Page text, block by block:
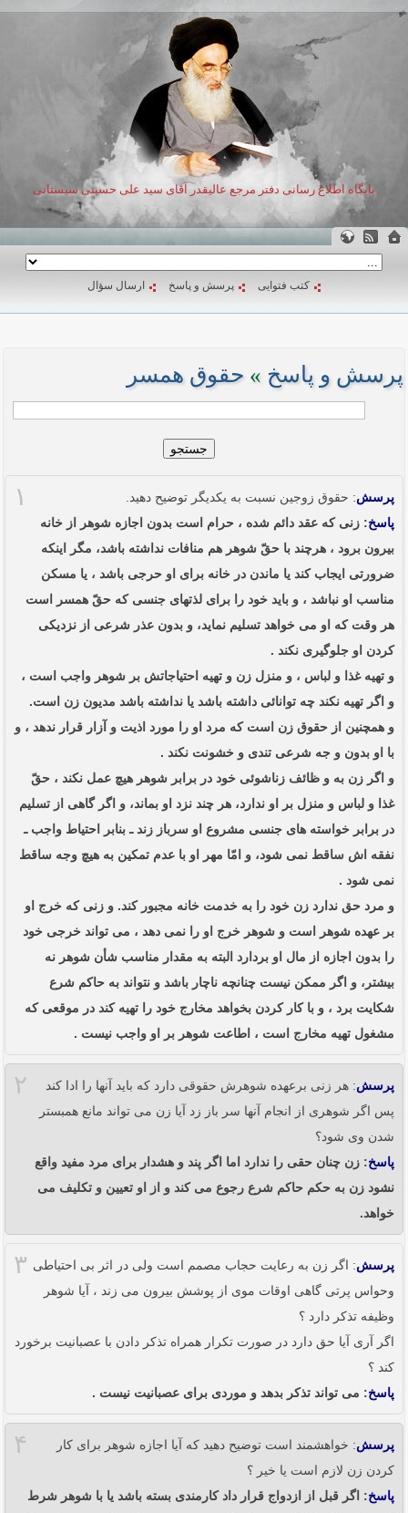
پایگاه اطلاع رسانی دفتر مرجع عالیقدر آقای سید علی حسینی سیستانی
کتب فتوایی پرسش و پاسخ ارسال سؤال
پرسش و پاسخ » حقوق همسر
جستجو
۱ پرسش: حقوق زوجین نسبت به یکدیگر توضیح دهید.
پاسخ: زنی که عقد دائم شده ، حرام است بدون اجازه شوهر از خانه
بیرون برود ، هرچند با حقّ شوهر هم منافات نداشته باشد، مگر اینکه
ضرورتی ایجاب کند یا ماندن در خانه برای او حرجی باشد ، یا مسکن
مناسب او نباشد ، و باید خود را برای لذتهای جنسی که حقّ همسر است
هر وقت که او می خواهد تسلیم نماید، و بدون عذر شرعی از نزدیکی
کردن او جلوگیری نکند .
و تهیه غذا و لباس ، و منزل زن و تهیه احتیاجاتش بر شوهر واجب است ،
و اگر تهیه نکند چه توانائی داشته باشد یا نداشته باشد مدیون زن است.
و همچنین از حقوق زن است که مرد او را مورد اذیت و آزار قرار ندهد ، و
با او بدون و جه شرعی تندی و خشونت نکند .
و اگر زن به و ظائف زناشوئی خود در برابر شوهر هیچ عمل نکند ، حقّ
غذا و لباس و منزل بر او ندارد، هر چند نزد او بماند، و اگر گاهی از تسلیم
در برابر خواسته‏ های جنسی مشروع او سرباز زند ـ بنابر احتیاط واجب ـ
نفقه ‏اش ساقط نمی شود، و امّا مهر او با عدم تمکین به هیچ وجه ساقط
نمی شود .
و مرد حق ندارد زن خود را به خدمت خانه مجبور کند. و زنی که خرج او
بر عهده شوهر است و شوهر خرج او را نمی ‏دهد ، می تواند خرجی خود
را بدون اجازه از مال او بردارد البته به مقدار مناسب شأن شوهر نه
بیشتر، و اگر ممکن نیست چنانچه ناچار باشد و نتواند به حاکم شرع
شکایت برد ، و با کار کردن بخواهد مخارج خود را تهیه کند در موقعی که
مشغول تهیه مخارج است ، اطاعت شوهر بر او واجب نیست .
۲ پرسش: هر زنی برعهده شوهرش حقوقی دارد که باید آنها را ادا کند
پس اگر شوهری از انجام آنها سر باز زد آیا زن می تواند مانع همبستر
شدن وی شود؟
پاسخ: زن چنان حقی را ندارد اما اگر پند و هشدار برای مرد مفید واقع
نشود زن به حکم حاکم شرع رجوع می کند و از او تعیین و تکلیف می
خواهد.
۳ پرسش: اگر زن به رعایت حجاب مصمم است ولی در اثر بی احتیاطی
وحواس پرتی گاهی اوقات موی از پوشش بیرون می زند ، آیا شوهر
وظیفه تذکر دارد ؟
اگر آری آیا حق دارد در صورت تکرار همراه تذکر دادن با عصبانیت برخورد
کند ؟
پاسخ: می تواند تذکر بدهد و موردی برای عصبانیت نیست .
۴ پرسش: خواهشمند است توضیح دهید که آیا اجازه شوهر برای کار
کردن زن لازم است یا خیر ؟
پاسخ: اگر قبل از ازدواج قرار داد کارمندی بسته باشد یا با شوهر شرط